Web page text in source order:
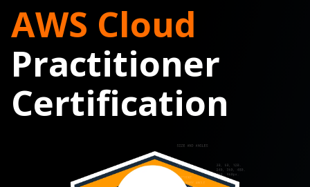
AWS Cloud
Practitioner
Certification